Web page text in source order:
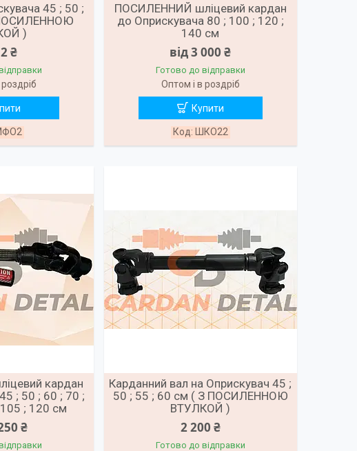
45 ; 50 ;
)
₴
ПОСИЛЕННИЙ шліцевий кардан
до Оприскувача 80 ; 100 ; 120 ;
140 см
від 3 000 ₴
Готово до відправки
Оптом і в роздріб
Купити
ШКО22
кардан
; 50 ; 60 ; 70 ;
; 120 см
₴
Карданний вал на Оприскувач 45 ;
50 ; 55 ; 60 см ( З ПОСИЛЕННОЮ
ВТУЛКОЙ )
2 200 ₴
Готово до відправки